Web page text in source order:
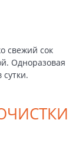
свежий сок
Одноразовая